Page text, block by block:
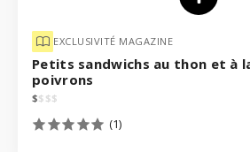
EXCLUSIVITÉ MAGAZINE
Petits sandwichs au thon et à
poivrons
$$ $$
(1)